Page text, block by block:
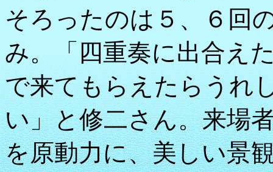
そろったのは５、６回
み。「四重奏に出合え
で来てもらえたらうれ
い」と修二さん。来場
を原動力に、美しい景